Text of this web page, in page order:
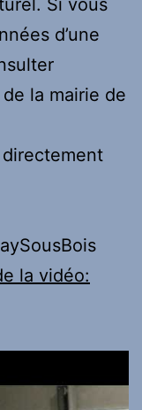
d’une
la mairie de
la vidéo: